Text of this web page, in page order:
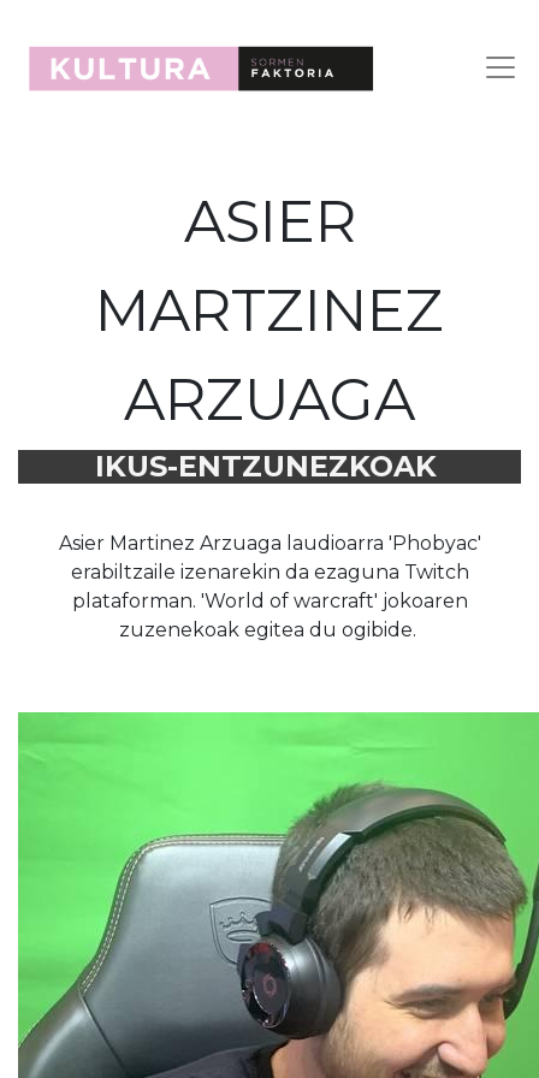
ASIER
MARTZINEZ
ARZUAGA
IKUS-ENTZUNEZKOAK
Asier Martinez Arzuaga laudioarra 'Phobyac'
erabiltzaile izenarekin da ezaguna Twitch
plataforman. 'World of warcraft' jokoaren
zuzenekoak egitea du ogibide.